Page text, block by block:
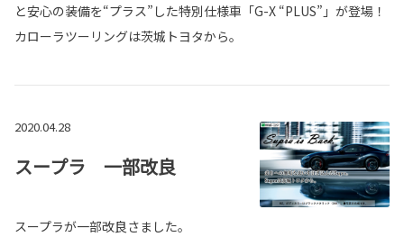
と安心の装備を“プラス”した特別仕様車「G-X “PLUS”」が登場！
カローラツーリングは茨城トヨタから。
2020.04.28
スープラ 一部改良
スープラが一部改良さました。